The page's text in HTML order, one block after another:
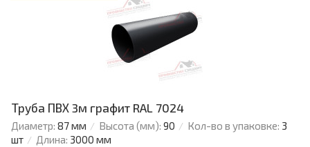
Труба ПВХ 3м графит RAL 7024
Диаметр: 87 мм Высота (мм): 90 Кол-во в упаковке: 3
шт
Длина: 3000 мм